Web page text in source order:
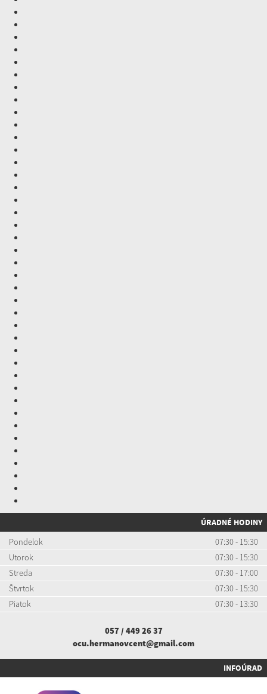
ÚRADNÉ HODINY
Pondelok
07:30 - 15:30
Utorok
07:30 - 15:30
Streda
07:30 - 17:00
Štvrtok
07:30 - 15:30
Piatok
07:30 - 13:30
057 / 449 26 37
ocu.hermanovcent@gmail.com
INFOÚRAD